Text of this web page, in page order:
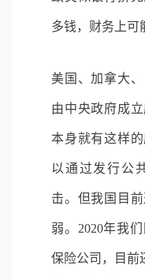
多钱，财务上可
美国、加拿大
由中央政府成
本身就有这样
以通过发行公
击。但我国目
弱。2020年我
保险公司，目